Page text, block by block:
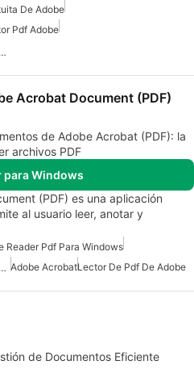
De Adobe
Pdf Adobe
Extensión De Lector De Pdf Para Chrome
Acrobat Document (PDF)
de Adobe Acrobat (PDF): la
archivos PDF
para Windows
(PDF) es una aplicación
al usuario leer, anotar y
Reader Pdf Para Windows
Lector De Pdf De Adobe Gratuito Para Windows Adobe AcrobatLector De Pdf De Adobe
de Documentos Eficiente